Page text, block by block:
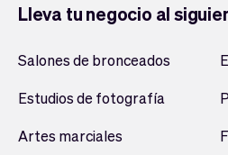
Lleva tu negocio al
Salones de bronceados
Estudios de fotografía
Artes marciales